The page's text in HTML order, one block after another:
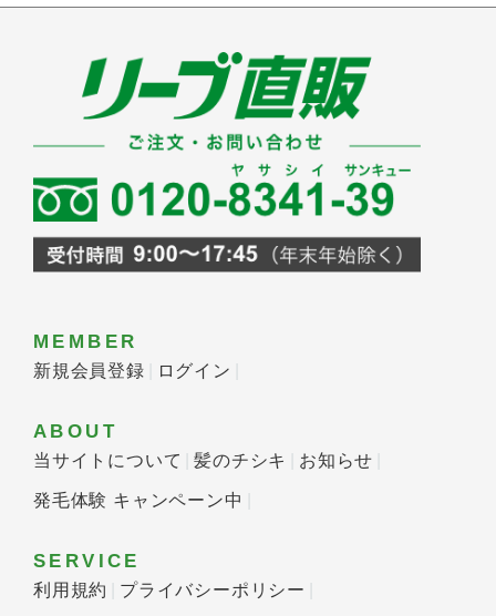
MEMBER
新規会員登録 ログイン
ABOUT
当サイトについて 髪のチシキ お知らせ
発毛体験 キャンペーン中
SERVICE
利用規約 プライバシーポリシー